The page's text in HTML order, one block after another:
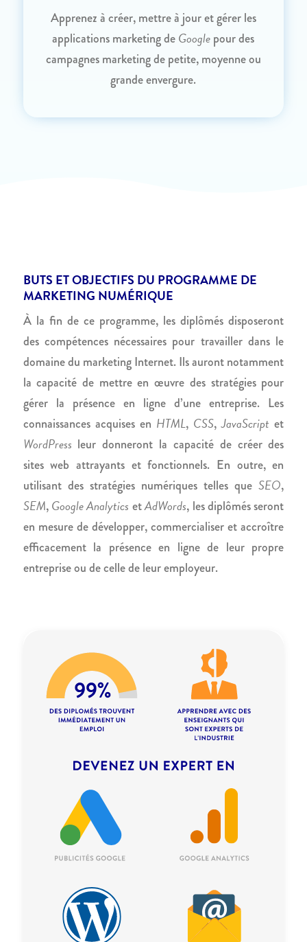
Apprenez à créer, mettre à jour et gérer les
applications marketing deGooglepour des
campagnes marketing de petite, moyenne ou
grande envergure.
BUTS ET OBJECTIFS DU PROGRAMME DE
MARKETING NUMÉRIQUE
À la fin de ce programme, les diplômés disposeront
des compétences nécessaires pour travailler dans le
domaine du marketing Internet. Ils auront notamment
la capacité de mettre en œuvre des stratégies pour
gérer la présence en ligne d’une entreprise. Les
connaissances acquises en HTML, CSS,JavaScript et
WordPress leur donneront la capacité de créer des
sites web attrayants et fonctionnels. En outre, en
utilisant des stratégies numériques telles queSEO,
SEM,Google Analytics etAdWords, les diplômés seront
en mesure de développer, commercialiser et accroître
efficacement la présence en ligne de leur propre
entreprise ou de celle de leur employeur.